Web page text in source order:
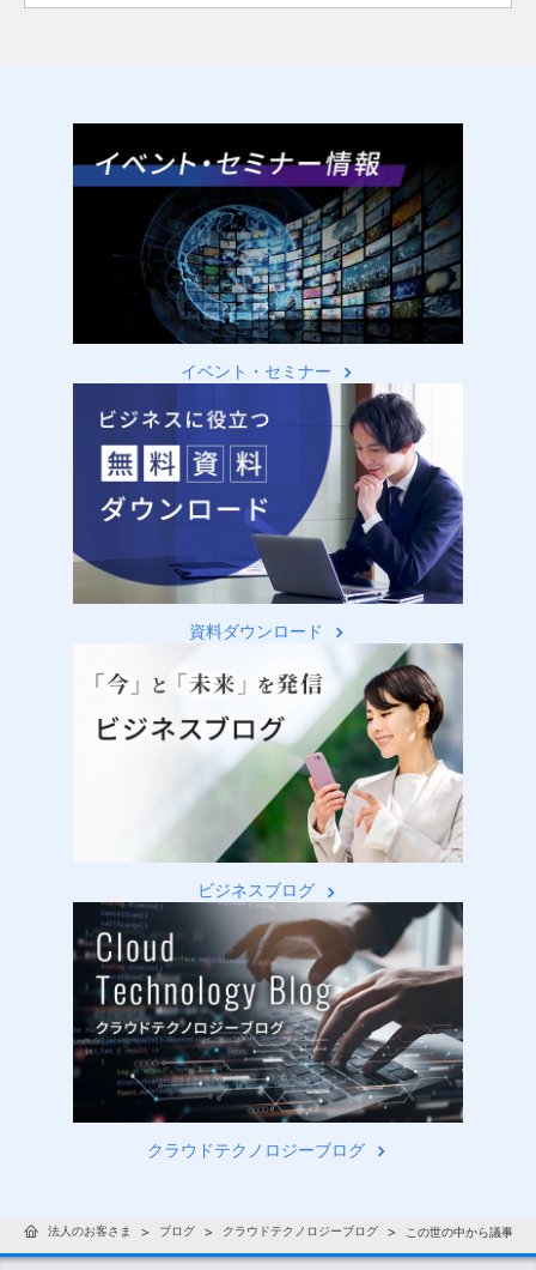
イベント・セミナー
資料ダウンロード
ビジネスブログ
クラウドテクノロジーブログ
法人のお客さま ブログ クラウドテクノロジーブログ この世の中から議事録